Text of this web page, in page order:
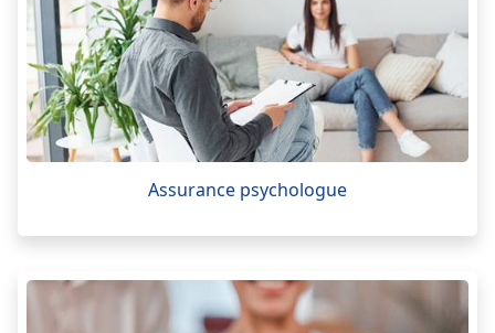
Assurance psychologue